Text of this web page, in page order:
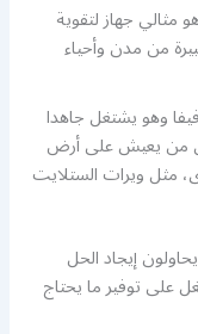
جهاز لتقوية
من مدن وأحياء
وهو يشتغل جاهدا
من يعيش على أرض
مثل ويرات الستلايت
إيجاد الحل
على توفير ما يحتاج